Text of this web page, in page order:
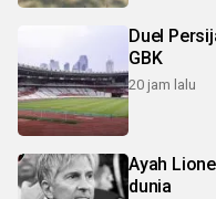
Duel
GBK
20 jam lalu
Ayah
dunia